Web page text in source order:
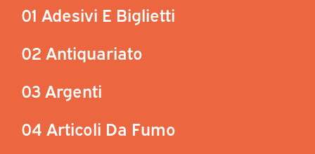
01 Adesivi E Biglietti
02 Antiquariato
03 Argenti
04 Articoli Da Fumo